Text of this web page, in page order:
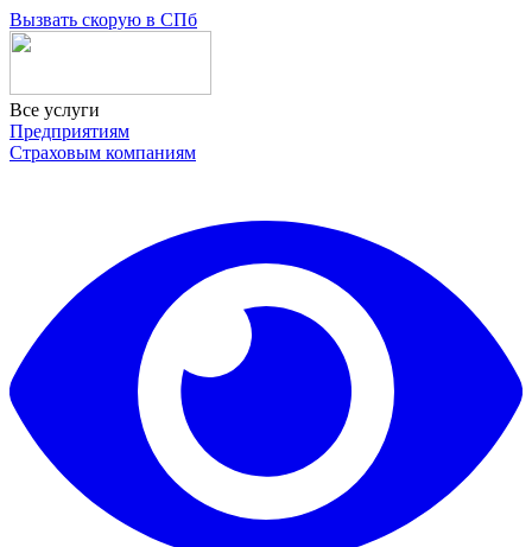
Skip
to
Вызвать скорую в СПб
Все услуги
Предприятиям
Страховым компаниям